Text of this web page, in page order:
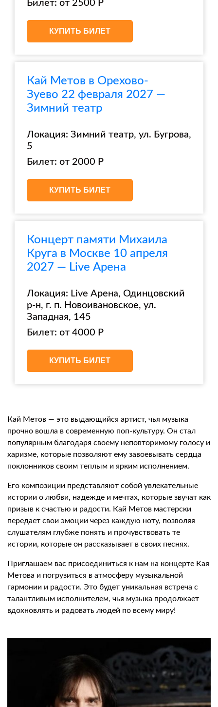
Билет: от 2500 Р
КУПИТЬ БИЛЕТ
Кай Метов в Орехово-
Зуево 22 февраля 2027 —
Зимний театр
Локация: Зимний театр, ул. Бугрова,
5
Билет: от 2000 Р
КУПИТЬ БИЛЕТ
Концерт памяти Михаила
Круга в Москве 10 апреля
2027 — Live Арена
Локация: Live Арена, Одинцовский
р-н, г. п. Новоивановское, ул.
Западная, 145
Билет: от 4000 Р
КУПИТЬ БИЛЕТ
Кай Метов — это выдающийся артист, чья музыка
прочно вошла в современную поп-культуру. Он стал
популярным благодаря своему неповторимому голосу и
харизме, которые позволяют ему завоевывать сердца
поклонников своим теплым и ярким исполнением.
Его композиции представляют собой увлекательные
истории о любви, надежде и мечтах, которые звучат как
призыв к счастью и радости. Кай Метов мастерски
передает свои эмоции через каждую ноту, позволяя
слушателям глубже понять и прочувствовать те
истории, которые он рассказывает в своих песнях.
Приглашаем вас присоединиться к нам на концерте Кая
Метова и погрузиться в атмосферу музыкальной
гармонии и радости. Это будет уникальная встреча с
талантливым исполнителем, чья музыка продолжает
вдохновлять и радовать людей по всему миру!